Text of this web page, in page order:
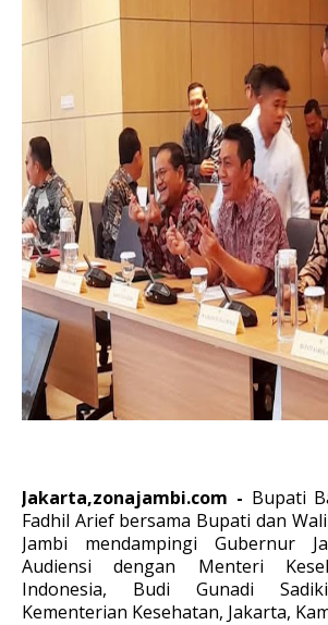
Jakarta,zonajambi.com - Bupati
Fadhil Arief bersama Bupati dan
Jambi mendampingi Gubernur
Audiensi dengan Menteri
Indonesia, Budi Gunadi
Kementerian Kesehatan, Jakarta,